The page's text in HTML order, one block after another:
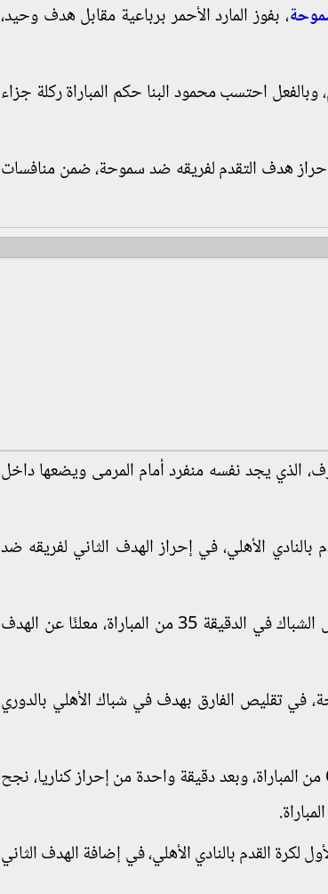
، بفوز المارد الأحمر برباعية مقابل هدف وحيد،
احتسب محمود البنا حكم المباراة ركلة جزاء
إحراز هدف التقدم لفريقه ضد سموحة، ضمن منافسات
الذي يجد نفسه منفرد أمام المرمى ويضعها داخل
بالنادي الأهلي، في إحراز الهدف الثاني لفريقه ضد
وجاء هدف تاو بعد اختراقه لدفاعات الفريق السكندري، ويضعها داخل الشباك في الدقيقة 35 من المباراة، معلنًا عن الهدف
في تقليص الفارق بهدف في شباك الأهلي بالدوري
واستطاع كناريا في إحراز الهدف الأول لصالح سموحة في الدقيقة 65 من المباراة، وبعد دقيقة واحدة من إحراز كناريا، نجح
الأول لكرة القدم بالنادي الأهلي، في إضافة الهدف الثاني